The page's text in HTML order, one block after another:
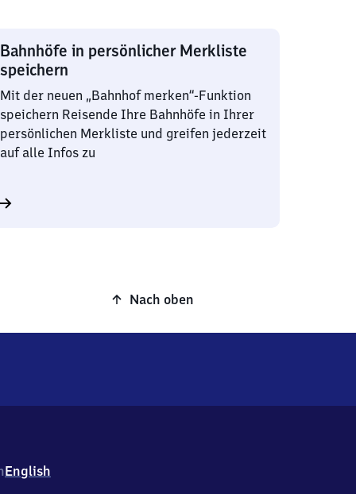
Bahnhöfe in persönlicher Merkliste
speichern
Mit der neuen „Bahnhof merken“-Funktion
speichern Reisende Ihre Bahnhöfe in Ihrer
persönlichen Merkliste und greifen jederzeit
auf alle Infos zu
Nach oben
English